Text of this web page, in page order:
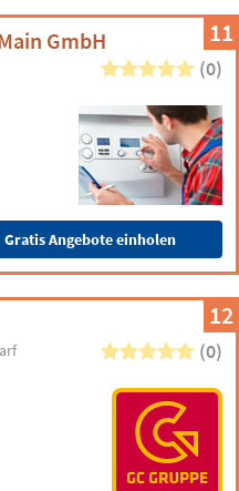
11
GmbH
(0)
Gratis Angebote einholen
12
(0)